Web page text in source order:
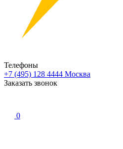
Телефоны
+7 (495) 128 4444 Москва
Заказать звонок
0